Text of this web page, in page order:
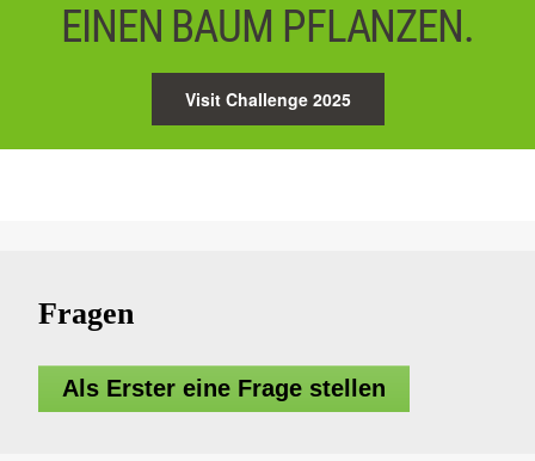
EINEN BAUM PFLANZEN.
Visit Challenge 2025
Fragen
Als Erster eine Frage stellen